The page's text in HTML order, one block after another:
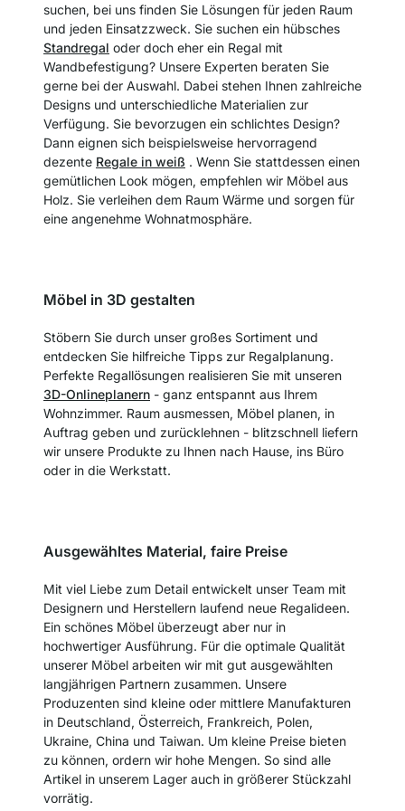
suchen, bei uns finden Sie Lösungen für jeden Raum
und jeden Einsatzzweck. Sie suchen ein hübsches
Standregal oder doch eher ein Regal mit
Wandbefestigung? Unsere Experten beraten Sie
gerne bei der Auswahl. Dabei stehen Ihnen zahlreiche
Designs und unterschiedliche Materialien zur
Verfügung. Sie bevorzugen ein schlichtes Design?
Dann eignen sich beispielsweise hervorragend
dezente Regale in weiß . Wenn Sie stattdessen einen
gemütlichen Look mögen, empfehlen wir Möbel aus
Holz. Sie verleihen dem Raum Wärme und sorgen für
eine angenehme Wohnatmosphäre.
Möbel in 3D gestalten
Stöbern Sie durch unser großes Sortiment und
entdecken Sie hilfreiche Tipps zur Regalplanung.
Perfekte Regallösungen realisieren Sie mit unseren
3D-Onlineplanern - ganz entspannt aus Ihrem
Wohnzimmer. Raum ausmessen, Möbel planen, in
Auftrag geben und zurücklehnen - blitzschnell liefern
wir unsere Produkte zu Ihnen nach Hause, ins Büro
oder in die Werkstatt.
Ausgewähltes Material, faire Preise
Mit viel Liebe zum Detail entwickelt unser Team mit
Designern und Herstellern laufend neue Regalideen.
Ein schönes Möbel überzeugt aber nur in
hochwertiger Ausführung. Für die optimale Qualität
unserer Möbel arbeiten wir mit gut ausgewählten
langjährigen Partnern zusammen. Unsere
Produzenten sind kleine oder mittlere Manufakturen
in Deutschland, Österreich, Frankreich, Polen,
Ukraine, China und Taiwan. Um kleine Preise bieten
zu können, ordern wir hohe Mengen. So sind alle
Artikel in unserem Lager auch in größerer Stückzahl
vorrätig.